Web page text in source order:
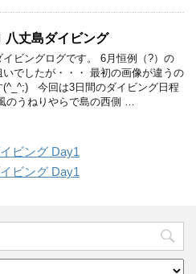
八丈島ダイビング
イビングログです。 6月恒例（?）の
いでしたが・・・ 最初の画像が違うの
(^_^;) 今回は3日間のダイビング日程
のうねりやらで島の西側 …
ビング Day1
ビング Day1